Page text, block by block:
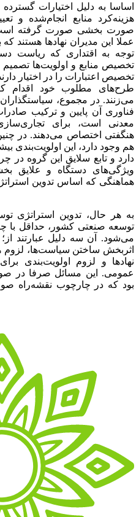
اساسا به دلیل اختیارات
هزینه‌کرد منابع انجام‌شده و
صورت بخشی صورت گرفته است.
عملا این مدیران نهادها هستند
توجه به اقتداری که ریاست
تخصیص منابع و اولویت‌ها تصمیم
تخصیص اعتبارات را در اختیار
طرح‌های مطلوب خود اقدام
می‌زنند. در مجموع،
فناوری آن پایین و ترکیب
معدنی است، برای تجاری‌سازی
هنگفتی اختصاص می‌دهند. در
هم وجود دارد، این اولویت‌بندی
دارد و تابع سلایق این گروه در
ویژگی‌های دستگاه و علایق
هماهنگی که اساس تدوین
به هر حال، تدوین استراتژی
توسعه صنعتی کشور، حداقل با
می‌شود. آن سه دلیل عبارتند
اثربخش ساختن سیاست‌ها، لزوم
نهادها و لزوم اولویت‌بندی
عمومی. این مسائل صرفا در
بود که در چارچوب نقشه‌راه